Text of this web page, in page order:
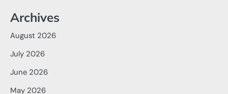
Archives
August 2026
July 2026
June 2026
May 2026